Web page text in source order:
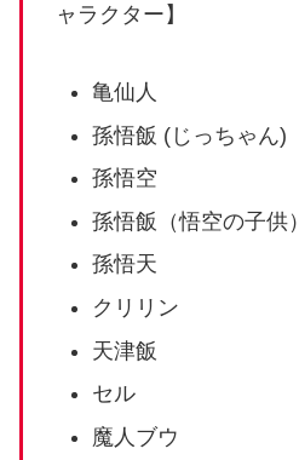
ャラクター】
亀仙人
孫悟飯 (じっちゃん)
孫悟空
孫悟飯（悟空の子供）
孫悟天
クリリン
天津飯
セル
魔人ブウ